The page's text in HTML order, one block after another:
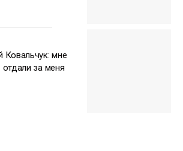
Ковальчук: мне
за меня